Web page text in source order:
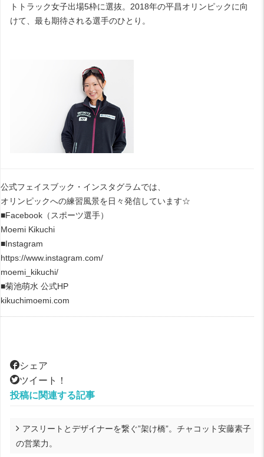
トトラック女子出場5枠に選抜。2018年の平昌オリンピックに向
けて、最も期待される選手のひとり。
公式フェイスブック・インスタグラムでは、
オリンピックへの練習風景を日々発信しています☆
■Facebook（スポーツ選手）
Moemi Kikuchi
■Instagram
https://www.instagram.com/
moemi_kikuchi/
■菊池萌水 公式HP
kikuchimoemi.com
シェア
ツイート！
投稿に関連する記事
アスリートとデザイナーを繋ぐ”架け橋”。チャコット安藤素子
の営業力。